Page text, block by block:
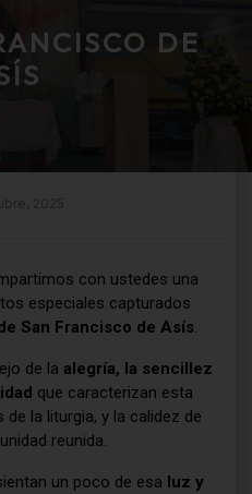
DE
2025
con ustedes una
especiales capturados
San Francisco de Asís.
de la alegría, la sencillez
que caracterizan esta
la liturgia, y la calidez de
reunida.
un poco de esa luz y